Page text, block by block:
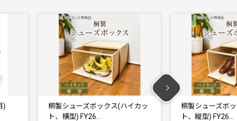
イカッ
桐製シューズボックス(ハイカッ
ト、縦型) FY26…
桐製シューズ
ト、横型)